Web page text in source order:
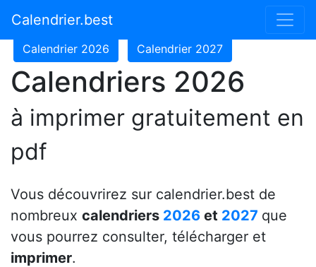
Calendrier.best
Calendrier 2024
Calendrier 2026 Calendrier 2027
Calendriers 2026
à imprimer gratuitement en
pdf
Vous découvrirez sur calendrier.best de
nombreux calendriers 2026 et 2027 que
vous pourrez consulter, télécharger et
imprimer.